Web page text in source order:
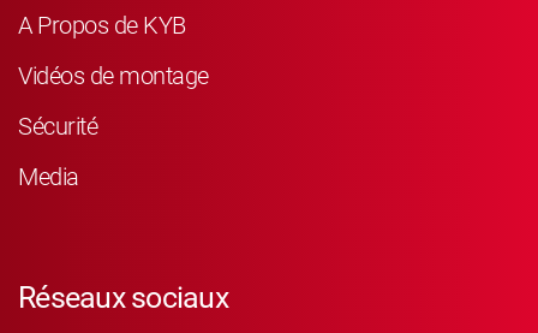
A Propos de KYB
Vidéos de montage
Sécurité
Media
Réseaux sociaux